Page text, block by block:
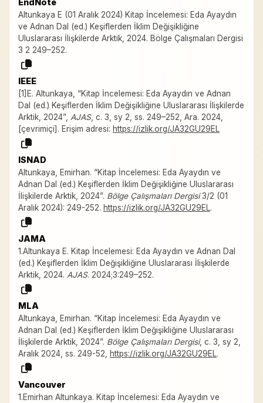
Altunkaya E (01 Aralık 2024) Kitap İncelemesi: Eda Ayaydın
ve Adnan Dal (ed.) Keşiflerden İklim Değişikliğine
Uluslararası İlişkilerde Arktik, 2024. Bölge Çalışmaları Dergisi
3 2 249–252.
IEEE
[1]E. Altunkaya, “Kitap İncelemesi: Eda Ayaydın ve Adnan
Dal (ed.) Keşiflerden İklim Değişikliğine Uluslararası İlişkilerde
Arktik, 2024”, AJAS, c. 3, sy 2, ss. 249–252, Ara. 2024,
[çevrimiçi]. Erişim adresi: https://izlik.org/JA32GU29EL
ISNAD
Altunkaya, Emirhan. “Kitap İncelemesi: Eda Ayaydın ve
Adnan Dal (ed.) Keşiflerden İklim Değişikliğine Uluslararası
İlişkilerde Arktik, 2024”. Bölge Çalışmaları Dergisi3/2 (01
Aralık 2024): 249-252. https://izlik.org/JA32GU29EL.
JAMA
1.Altunkaya E. Kitap İncelemesi: Eda Ayaydın ve Adnan Dal
(ed.) Keşiflerden İklim Değişikliğine Uluslararası İlişkilerde
Arktik, 2024. AJAS. 2024;3:249–252.
MLA
Altunkaya, Emirhan. “Kitap İncelemesi: Eda Ayaydın ve
Adnan Dal (ed.) Keşiflerden İklim Değişikliğine Uluslararası
İlişkilerde Arktik, 2024”. Bölge Çalışmaları Dergisi, c. 3, sy 2,
Aralık 2024, ss. 249-52,
https://izlik.org/JA32GU29EL.
Vancouver
1.Emirhan Altunkaya. Kitap İncelemesi: Eda Ayaydın ve